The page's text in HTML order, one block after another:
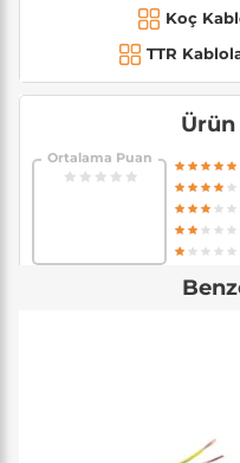
Koç
TTR
Ürün
Ortalama Puan